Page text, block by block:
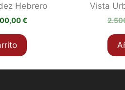
Hebrero
€El
actual
es:
Vista